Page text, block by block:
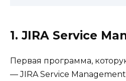
1. JIRA Service
Первая программа,
— JIRA Service